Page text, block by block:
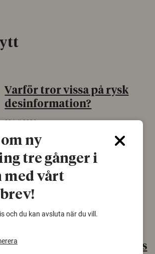
Varför tror vissa på rysk
desinformation?
30 juli 2026
Personer som är mer benägna att tro på
konspirationsteorier är ofta mer mottagliga
för rysk desinformation. Det visar en studie
från Försvarshögskolan med deltagare i fyra
europeiska länder.
Gammalt skinn var Sveriges
ny
tre gånger i
med vårt
och du kan avsluta när du vill.